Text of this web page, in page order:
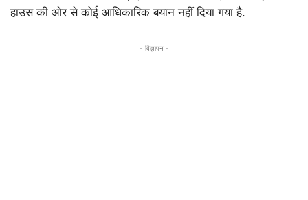
हाउस की ओर से कोई आधिकारिक बयान नहीं दिया गया है.
- विज्ञापन -